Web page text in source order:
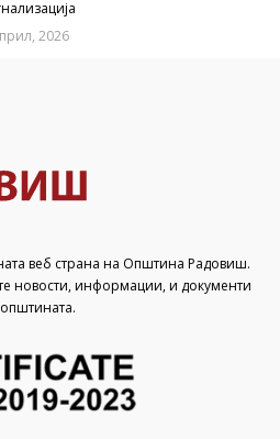
2026
веб страна на Општина Радовиш.
новости, информации, и документи